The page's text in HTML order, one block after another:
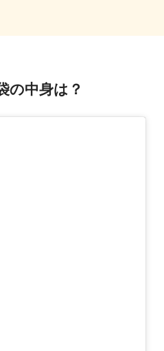
の中身は？